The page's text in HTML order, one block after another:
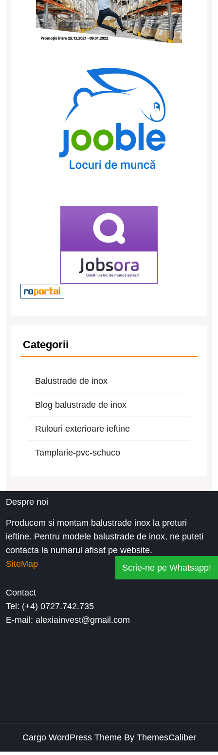
Categorii
Balustrade de inox
Blog balustrade de inox
Rulouri exterioare ieftine
Tamplarie-pvc-schuco
Despre noi
Producem si montam balustrade inox la preturi
ieftine. Pentru modele balustrade de inox, ne puteti
contacta la numarul afisat pe website.
SiteMap
Contact
Tel: (+4) 0727.742.735
E-mail: alexiainvest@gmail.com
Cargo WordPress ThemeBy ThemesCaliber
Scrie-ne pe Whatsapp!